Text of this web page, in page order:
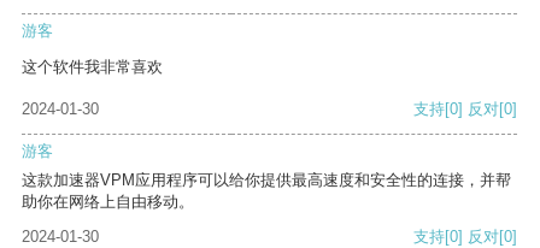
游客
这个软件我非常喜欢
2024-01-30 支持[0] 反对[0]
游客
这款加速器VPM应用程序可以给你提供最高速度和安全性的连接，并帮
助你在网络上自由移动。
2024-01-30
支持[0] 反对[0]